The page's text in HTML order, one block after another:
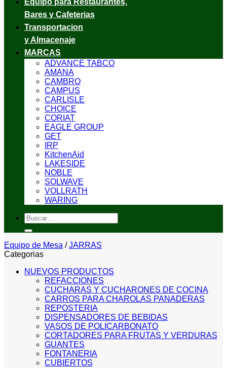
Equipo para Restaurantes,
Bares y Cafeterias
Transportacion
y Almacenaje
MARCAS
ADVANCE TABCO
AMANA
CAMBRO
CAMPUS
CARLISLE
CHOICE
CORIAT
EAGLE GROUP
GET
IRP
KitchenAid
LAKESIDE
NOBLE
SOLWAVE
VOLLRATH
WARING
Buscar
por:
Equipo de Mesa / JARRAS
Categorias
NUEVOS PRODUCTOS
REFACCIONES
CUCHARAS Y CUCHARONES DE COCINA
CARROS PARA CHAROLAS PANADERAS
REPOSTERIA
DISPENSADORES DE BEBIDAS
VASOS DE POLICARBONATO
CORTADORES PARA FRUTAS Y VERDURAS
GUANTES
FONTANERIA
CUBIERTOS